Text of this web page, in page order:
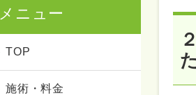
た
メニュー
TOP
施術・料金